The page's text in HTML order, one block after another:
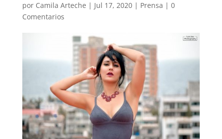
por Camila Arteche | Jul 17, 2020| Prensa | 0
Comentarios